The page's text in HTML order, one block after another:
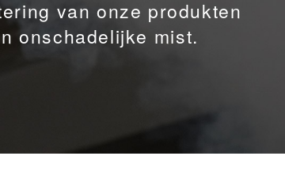
van onze produkten
onschadelijke mist.